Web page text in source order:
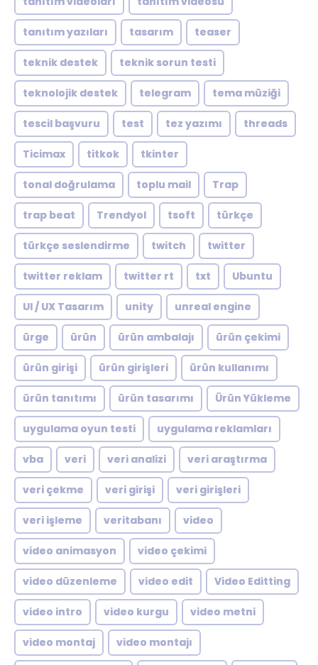
tanıtım yazıları tasarım teaser
teknik destek teknik sorun testi
teknolojik destek telegram tema müziği
tescil başvuru test tez yazımı threads
Ticimax titkok tkinter
tonal doğrulama toplu mail Trap
trap beat Trendyol tsoft türkçe
türkçe seslendirme twitch twitter
twitter reklam twitter rt txt Ubuntu
UI / UX Tasarım unity unreal engine
ürge ürün ürün ambalajı ürün çekimi
ürün girişi ürün girişleri ürün kullanımı
ürün tanıtımı ürün tasarımı Ürün Yükleme
uygulama oyun testi uygulama reklamları
vba veri veri analizi veri araştırma
veri çekme veri girişi veri girişleri
veri işleme veritabanı video
video animasyon video çekimi
video düzenleme video edit Video Editting
video intro video kurgu video metni
video montaj video montajı